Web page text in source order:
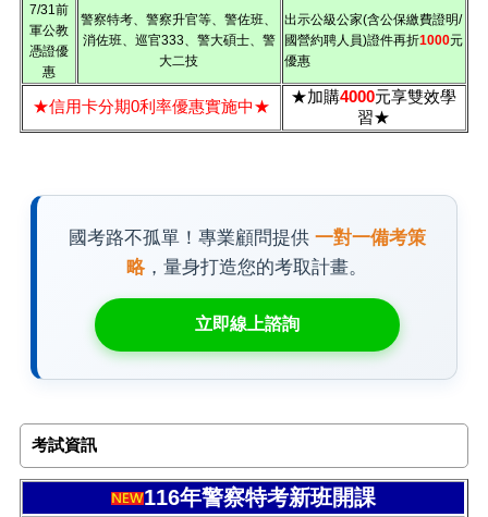
7/31前
軍公教
憑證優
惠
警察特考、警察升官等、警佐班、
消佐班、巡官333、警大碩士、警
大二技
出示公級公家(含公保繳費證明/
國營約聘人員)證件再折1000元
優惠
★信用卡分期0利率優惠實施中★
★加購4000元享雙效學
習★
國考路不孤單！專業顧問提供 一對一備考策
略，量身打造您的考取計畫。
立即線上諮詢
考試資訊
116年警察特考新班開課